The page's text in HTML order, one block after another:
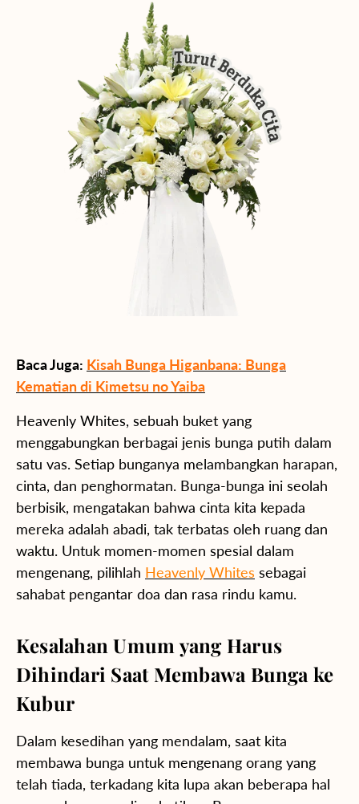
Baca Juga: Kisah Bunga Higanbana: Bunga
Kematian di Kimetsu no Yaiba
Heavenly Whites, sebuah buket yang
menggabungkan berbagai jenis bunga putih dalam
satu vas. Setiap bunganya melambangkan harapan,
cinta, dan penghormatan. Bunga-bunga ini seolah
berbisik, mengatakan bahwa cinta kita kepada
mereka adalah abadi, tak terbatas oleh ruang dan
waktu. Untuk momen-momen spesial dalam
mengenang, pilihlah Heavenly Whites sebagai
sahabat pengantar doa dan rasa rindu kamu.
Kesalahan Umum yang Harus
Dihindari Saat Membawa Bunga ke
Kubur
Dalam kesedihan yang mendalam, saat kita
membawa bunga untuk mengenang orang yang
telah tiada, terkadang kita lupa akan beberapa hal